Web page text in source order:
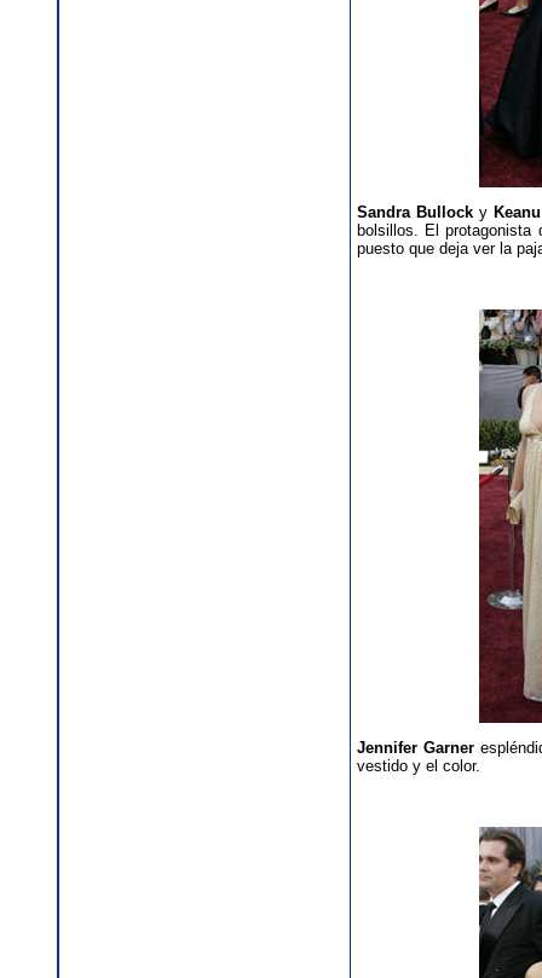
Sandra Bullocky
bolsillos. El
puesto que deja ver la
Jennifer Garner
vestido y el color.